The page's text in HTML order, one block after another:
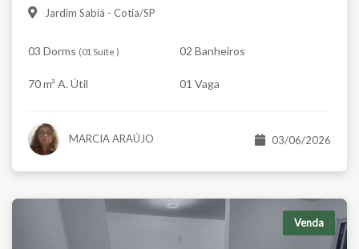
Jardim Sabiá - Cotia/SP
03 Dorms (01 Suíte ) 02 Banheiros
70 m² A. Útil 01 Vaga
MARCIA ARAÚJO 03/06/2026
Venda